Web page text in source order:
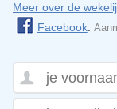
Meer over de
Facebook.